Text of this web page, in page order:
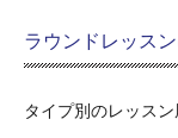
ラウンドレッス
タイプ別のレッスン